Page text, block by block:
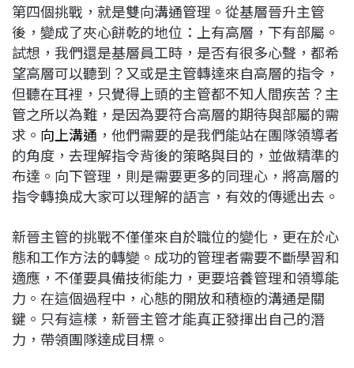
第四個挑戰，就是雙向溝通管理。從基層晉升主管
後，變成了夾心餅乾的地位：上有高層，下有部屬。
試想，我們還是基層員工時，是否有很多心聲，都希
望高層可以聽到？又或是主管轉達來自高層的指令，
但聽在耳裡，只覺得上頭的主管都不知人間疾苦？主
管之所以為難，是因為要符合高層的期待與部屬的需
求。 向上溝通 ，他們需要的是我們能站在團隊領導者
的角度，去理解指令背後的策略與目的，並做精準的
布達。向下管理，則是需要更多的同理心，將高層的
指令轉換成大家可以理解的語言，有效的傳遞出去。
新晉主管的挑戰不僅僅來自於職位的變化，更在於心
態和工作方法的轉變。成功的管理者需要不斷學習和
適應，不僅要具備技術能力，更要培養管理和領導能
力。在這個過程中，心態的開放和積極的溝通是關
鍵。只有這樣，新晉主管才能真正發揮出自己的潛
力，帶領團隊達成目標。